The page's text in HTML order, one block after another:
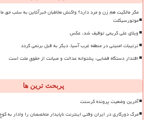
مگر مالکیت هم زن و مرد دارد؟ واکنش مخاطبان خبرآنلاین به سلب حق
موتورسیکلت
ویلای علی کریمی توقیف شد، عکس
ترتیبات امنیتی در منطقه غرب آسیا، دیگر به قبل برنمی گردد
اقتدار دستگاه قضایی، پشتوانه عدالت و صیانت از حقوق ملت است
پربحث ترین ها
آخرین وضعیت پرونده کرسنت
مرگ دورکاری در ایران وقتی اینترنت ناپایدار متخصصان را وادار به